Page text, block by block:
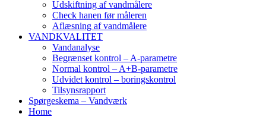
Udskiftning af vandmålere
Check hanen før måleren
Aflæsning af vandmålere
VANDKVALITET
Vandanalyse
Begrænset kontrol – A-parametre
Normal kontrol – A+B-parametre
Udvidet kontrol – boringskontrol
Tilsynsrapport
Spørgeskema – Vandværk
Home